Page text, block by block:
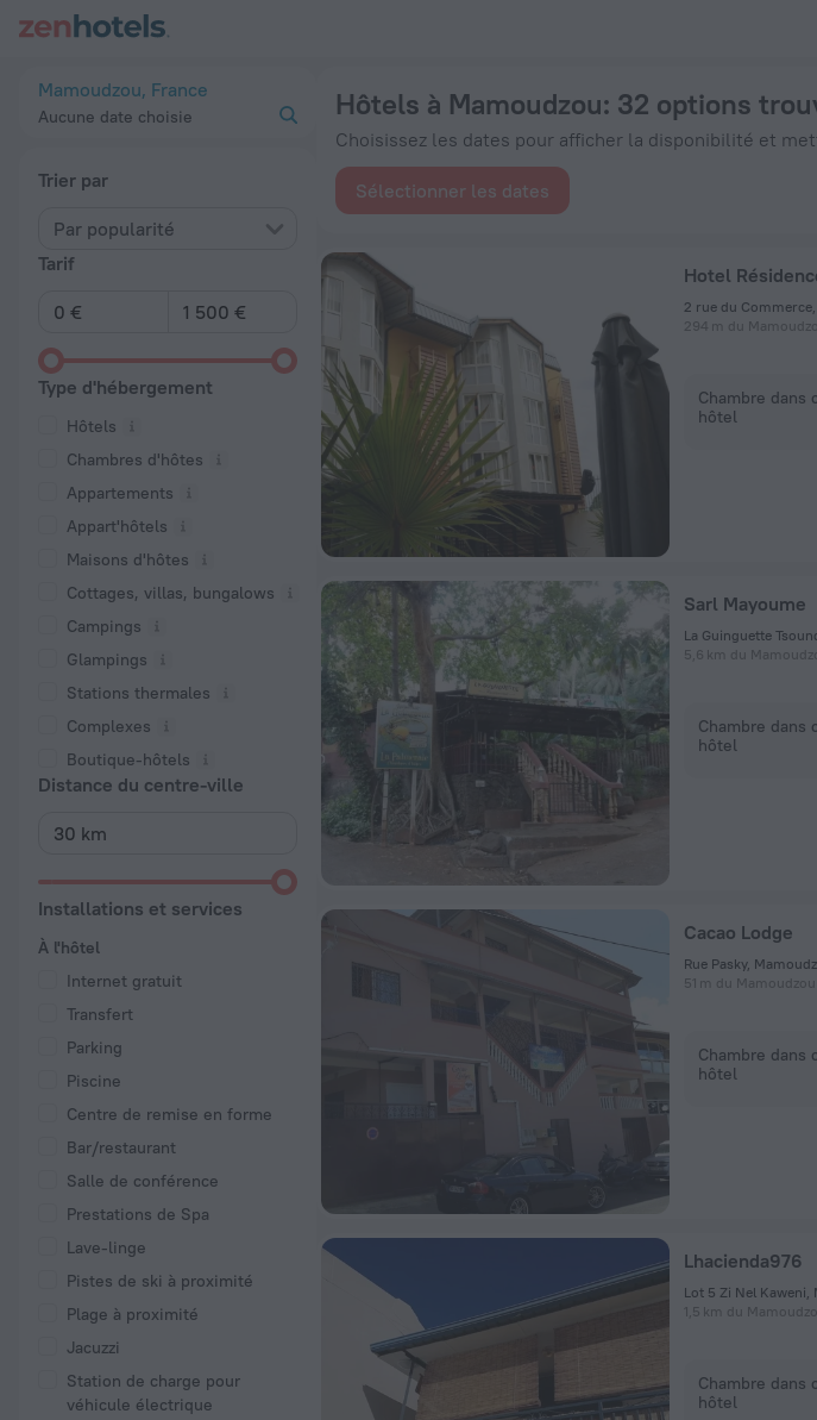
Mamoudzou, France
Aucune date choisie
Trier par
Par popularité
Tarif
Type d'hébergement
Hôtels
Chambres d'hôtes
Appartements
Appart'hôtels
Maisons d'hôtes
Cottages, villas, bungalows
Campings
Glampings
Stations thermales
Complexes
Boutique-hôtels
Distance du centre-ville
Installations et services
À l'hôtel
Internet gratuit
Transfert
Parking
Piscine
Centre de remise en forme
Bar/restaurant
Salle de conférence
Prestations de Spa
Lave-linge
Pistes de ski à proximité
Plage à proximité
Jacuzzi
Station de charge pour
véhicule électrique
Hôtels à Mamoudzou: 32 options
Choisissez les dates pour afficher la disponibilité et
Sélectionner les dates
Hotel
2 rue du
294 m du
Chambre dans
hôtel
Sarl Mayoume
La Guinguette
5,6 km du
Chambre dans
hôtel
Cacao Lodge
Rue Pasky,
51 m du Mamoudzou
Chambre dans
hôtel
Lhacienda976
Lot 5 Zi Nel Kaweni,
1,5 km du Mamoudzou
Chambre dans
hôtel
Les 20 meilleurs hôtels Hôtels à Mamoudzou 2026 à partir de 91 € - Réservez dès maintenant